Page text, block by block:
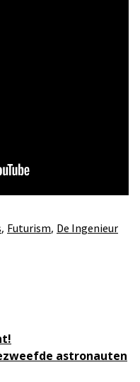
, Futurism, De Ingenieur
astronauten